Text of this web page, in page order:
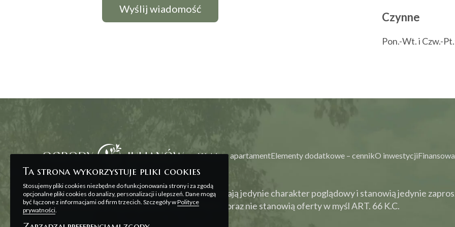
Czynne
Pon.-Wt. i Czw.-
Wybierz apartamentElementy dodatkowe – cennikO inwestycji
Wszelkie prezentowane na stronie materiały mają jedynie charakter poglądowy i stanowią jedynie
zawarcia umowy, o której mowa w ART. 71 K.C. oraz nie stanowią oferty w myśl ART. 66 K.C.
Ta strona wykorzystuje pliki cookies
Stosujemy pliki cookies niezbędne do funkcjonowania strony i za zgodą
opcjonalne pliki cookies do analizy, personalizacji i ulepszeń. Dane mogą
być łączone z informacjami od firm trzecich. Szczegóły wPolityce
prywatności.